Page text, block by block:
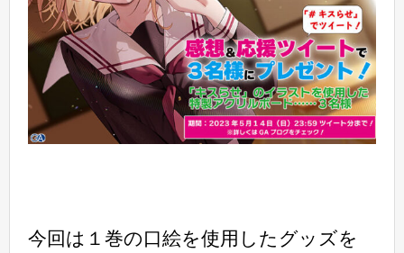
今回は１巻の口絵を使用したグッズを